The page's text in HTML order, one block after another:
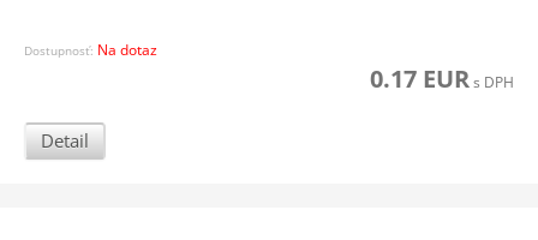
Dostupnosť: Na dotaz
0.17 EURs DPH
Detail